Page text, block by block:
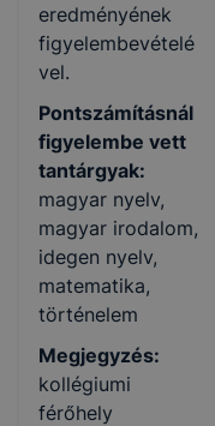
eredményének
figyelembevételé
vel.
Pontszámításnál
figyelembe vett
tantárgyak:
magyar nyelv,
magyar irodalom,
idegen nyelv,
matematika,
történelem
Megjegyzés:
kollégiumi
férőhely